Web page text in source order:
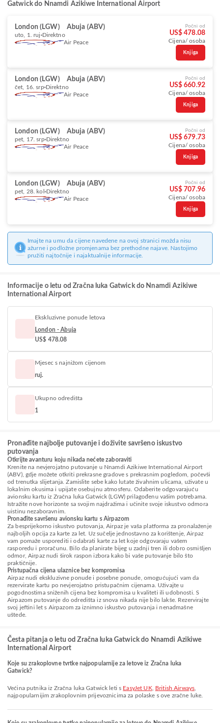
Gatwick do Nnamdi Azikiwe International Airport
London (LGW) Abuja (ABV)
uto, 1. ruj Direktno
Air Peace
Počni od
US$ 478.08
Cijena/ osoba
Knjiga
London (LGW) Abuja (ABV)
čet, 16. srp Direktno
Air Peace
Počni od
US$ 660.92
Cijena/ osoba
Knjiga
London (LGW) Abuja (ABV)
pet, 17. srp Direktno
Air Peace
Počni od
US$ 679.73
Cijena/ osoba
Knjiga
London (LGW) Abuja (ABV)
pet, 28. kol Direktno
Air Peace
Počni od
US$ 707.96
Cijena/ osoba
Knjiga
Imajte na umu da cijene navedene na ovoj stranici možda nisu
ažurne i podložne promjenama bez prethodne najave. Nastojimo
pružiti najtočnije i najaktualnije informacije.
Informacije o letu od Zračna luka Gatwick do Nnamdi Azikiwe
International Airport
Ekskluzivne ponude letova
London - Abuja
US$ 478.08
Mjesec s najnižom cijenom
ruj.
Ukupno odredišta
1
Pronađite najbolje putovanje i doživite savršeno iskustvo
putovanja
Otkrijte avanturu koju nikada nećete zaboraviti
Krenite na nevjerojatno putovanje u Nnamdi Azikiwe International Airport
(ABV), gdje možete otkriti prekrasne gradove s prekrasnim pogledom, počevši
od trenutka slijetanja. Zamislite sebe kako lutate živahnim ulicama, uživate u
lokalnim okusima i upijate osebujnu atmosferu. Odaberite odgovarajuću
avionsku kartu iz Zračna luka Gatwick (LGW) prilagođenu vašim potrebama.
Istražite nove horizonte sa svojim najdražima i učinite svoje iskustvo odmora
uistinu nezaboravnim.
Pronađite savršenu avionsku kartu s Airpazom
Za besprijekorno iskustvo putovanja, Airpaz je vaša platforma za pronalaženje
najboljih opcija za karte za let. Uz sučelje jednostavno za korištenje, Airpaz
vam pomaže usporediti i odabrati karte za let koje odgovaraju vašem
rasporedu i proračunu. Bilo da planirate bijeg u zadnji tren ili dobro osmišljen
odmor, Airpaz nudi širok raspon izbora kako bi vaše putovanje bilo što
praktičnije.
Pristupačna cijena ulaznice bez kompromisa
Airpaz nudi ekskluzivne ponude i posebne ponude, omogućujući vam da
rezervirate kartu po nevjerojatno pristupačnim cijenama. Uživajte u
pogodnostima sniženih cijena bez kompromisa u kvaliteti ili udobnosti. S
Airpazom putovanje do odredišta iz snova nikada nije bilo lakše. Rezervirajte
svoj jeftini let s Airpazom za iznimno iskustvo putovanja i nenadmašne
uštede.
Česta pitanja o letu od Zračna luka Gatwick do Nnamdi Azikiwe
International Airport
Koje su zrakoplovne tvrtke najpopularnije za letove iz Zračna luka
Gatwick?
Većina putnika iz Zračna luka Gatwick leti s EasyJet UK, British Airways
najpopularnijim zrakoplovnim prijevoznicima za polaske s ove zračne luke.